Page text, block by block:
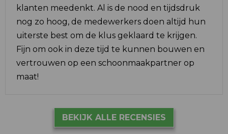
klanten meedenkt. Al is de nood en tijdsdruk
nog zo hoog, de medewerkers doen altijd hun
uiterste best om de klus geklaard te krijgen.
Fijn om ook in deze tijd te kunnen bouwen en
vertrouwen op een schoonmaakpartner op
maat!
BEKIJK ALLE RECENSIES